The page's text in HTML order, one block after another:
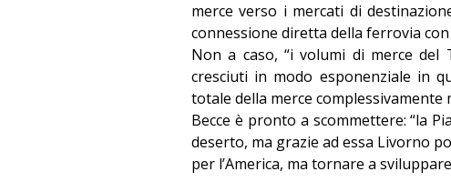
merce verso i mercati di
connessione diretta della ferrovia
Non a caso, “i volumi di merce
cresciuti in modo esponenziale in
totale della merce complessivamente
Becce è pronto a scommettere: “la
deserto, ma grazie ad essa Livorno
per l’America, ma tornare a